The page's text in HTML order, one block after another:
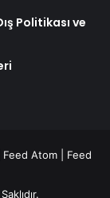
Politikası ve
Feed Atom
Feed